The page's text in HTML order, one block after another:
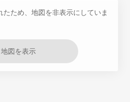
ため、地図を非表示にしていま
地図を表示